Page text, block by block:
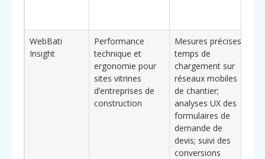
WebBati
Insight
Performance
technique et
ergonomie pour
sites vitrines
d’entreprises de
construction
Mesures précises
temps de
chargement sur
réseaux mobiles
de chantier;
analyses UX des
formulaires de
demande de
devis; suivi des
conversions